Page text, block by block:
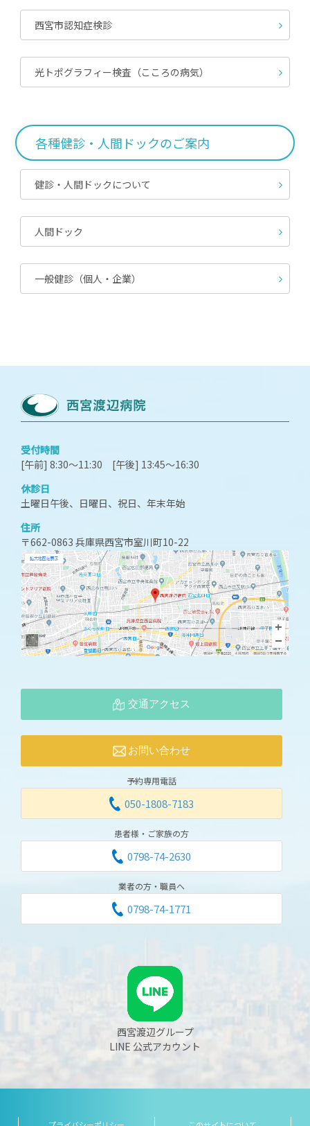
西宮市認知症検診
光トポグラフィー検査（こころの病気）
各種健診・人間ドックのご案内
健診・人間ドックについて
人間ドック
一般健診（個人・企業）
受付時間
[午前] 8:30～11:30 [午後] 13:45～16:30
休診日
土曜日午後、日曜日、祝日、年末年始
住所
〒662-0863 兵庫県西宮市室川町10-22
交通アクセス
お問い合わせ
予約専用電話
050-1808-7183
患者様・ご家族の方
0798-74-2630
業者の方・職員へ
0798-74-1771
西宮渡辺グループ
LINE 公式アカウント